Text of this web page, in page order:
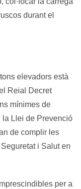
durant el
elevadors està
Reial Decret
mínimes de
la Llei de Prevenció
de complir les
i Salut en
per a